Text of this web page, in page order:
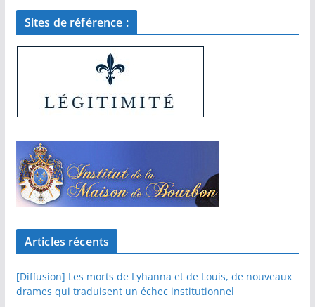
Sites de référence :
Articles récents
[Diffusion] Les morts de Lyhanna et de Louis, de nouveaux
drames qui traduisent un échec institutionnel